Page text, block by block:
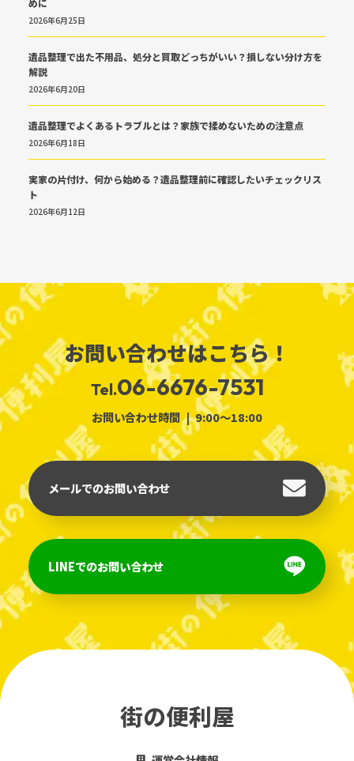
めに
2026年6月25日
遺品整理で出た不用品、処分と買取どっちがいい？損しない分け方を
解説
2026年6月20日
遺品整理でよくあるトラブルとは？家族で揉めないための注意点
2026年6月18日
実家の片付け、何から始める？遺品整理前に確認したいチェックリス
ト
2026年6月12日
お問い合わせはこちら！
Tel.06-6676-7531
お問い合わせ時間 9:00～18:00
メールでのお問い合わせ
LINEでのお問い合わせ
街の便利屋